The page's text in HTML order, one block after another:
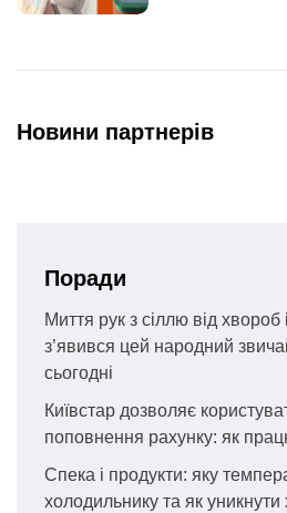
Новини партнерів
Поради
Миття рук з сіллю від хвороб
з’явився цей народний
сьогодні
Київстар дозволяє
поповнення рахунку: як
Спека і продукти: яку
холодильнику та як